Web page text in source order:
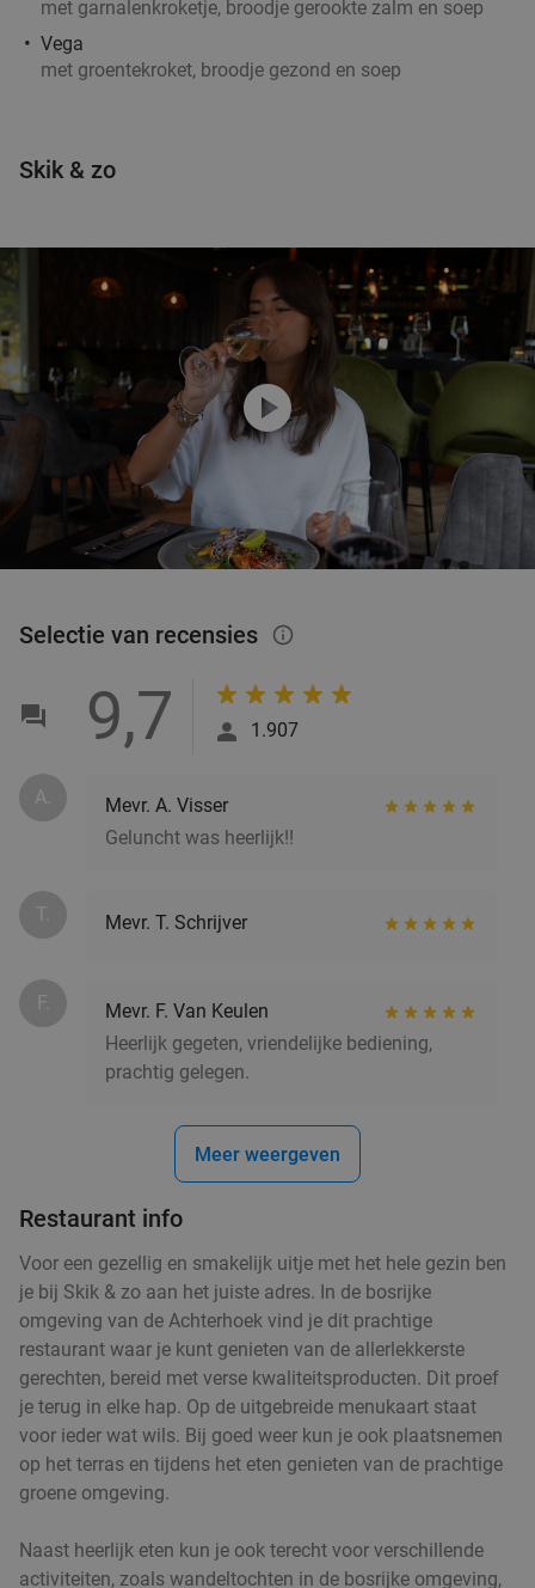
met garnalenkroketje, broodje gerookte zalm en soep
Vega
met groentekroket, broodje gezond en soep
Skik & zo
play_circle
Selectie van recensies info_outlined
9,7 1.907
A.
Mevr. A. Visser
Geluncht was heerlijk!!
T. Mevr. T. Schrijver
F.
Mevr. F. Van Keulen
Heerlijk gegeten, vriendelijke bediening,
prachtig gelegen.
Meer weergeven
Restaurant info
Voor een gezellig en smakelijk uitje met het hele gezin ben
je bij Skik & zo aan het juiste adres. In de bosrijke
omgeving van de Achterhoek vind je dit prachtige
restaurant waar je kunt genieten van de allerlekkerste
gerechten, bereid met verse kwaliteitsproducten. Dit proef
je terug in elke hap. Op de uitgebreide menukaart staat
voor ieder wat wils. Bij goed weer kun je ook plaatsnemen
op het terras en tijdens het eten genieten van de prachtige
groene omgeving.
Naast heerlijk eten kun je ook terecht voor verschillende
activiteiten, zoals wandeltochten in de bosrijke omgeving,